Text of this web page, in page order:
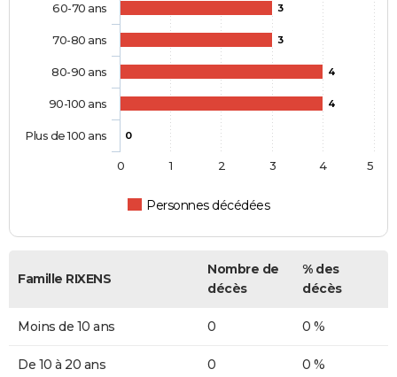
3
3
4
4
0
Personnes décédées
60-70 ans
70-80 ans
80-90 ans
90-100 ans
Plus de 100 ans
0 1 2 3 4 5
Famille RIXENS
Nombre de
décès
% des
décès
Moins de 10 ans 0 0 %
De 10 à 20 ans 0 0 %